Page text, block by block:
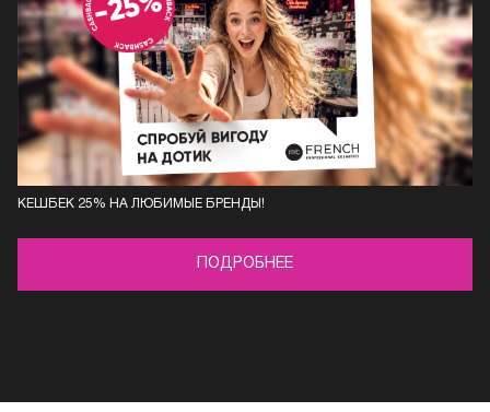
КЕШБЕК 25% НА ЛЮБИМЫЕ БРЕНДЫ!
ПОДРОБНЕЕ